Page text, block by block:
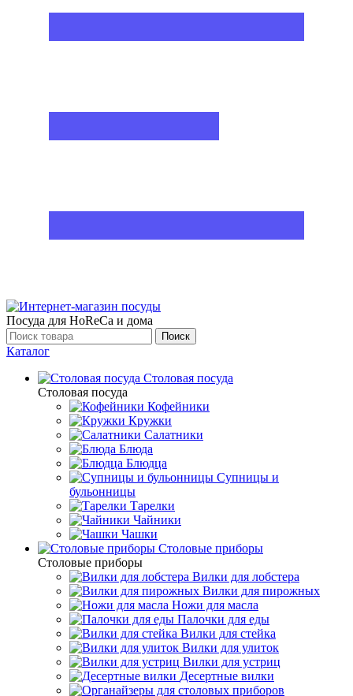
Посуда для HoReCa и дома
Поиск
Каталог
Столовая посуда
Столовая посуда
Кофейники
Кружки
Салатники
Блюда
Блюдца
Супницы и
бульонницы
Тарелки
Чайники
Чашки
Cтоловые приборы
Cтоловые приборы
Вилки для лобстера
Вилки для пирожных
Ножи для масла
Палочки для еды
Вилки для стейка
Вилки для улиток
Вилки для устриц
Десертные вилки